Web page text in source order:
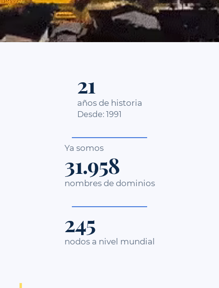
27
años de historia
Desde: 1991
Ya somos
41.125
nombres de dominios
316
nodos a nivel mundial